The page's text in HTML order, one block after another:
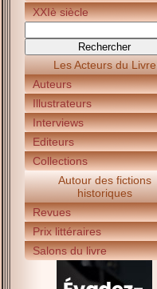
XXIè siècle
Les Acteurs du Livre
Auteurs
Illustrateurs
Interviews
Editeurs
Collections
Autour des fictions
historiques
Revues
Prix littéraires
Salons du livre